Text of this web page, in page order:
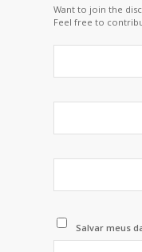
Want to join the
Feel free to
Salvar meus